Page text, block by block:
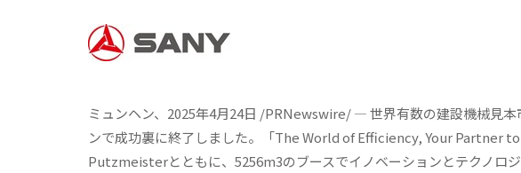
ミュンヘン、2025年4月24日 /PRNewswire/ — 世界有数の建設機械見
ンで成功裏に終了しました。「The World of Efficiency, Your Partner
Putzmeisterとともに、5256m3のブースでイノベーションとテクノロ